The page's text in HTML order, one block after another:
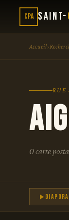
CPA Saint-
Accueil›
RUE
0 carte